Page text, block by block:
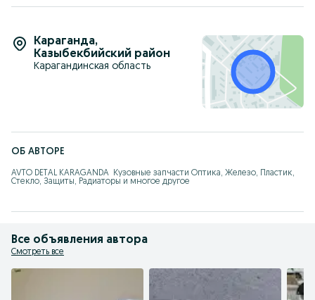
Караганда,
Казыбекбийский район
Карагандинская область
ОБ АВТОРЕ
AVTO DETAL KARAGANDA  Кузовные запчасти Оптика, Железо, Пластик,
Стекло, Защиты, Радиаторы и многое другое
Все объявления автора
Смотреть все